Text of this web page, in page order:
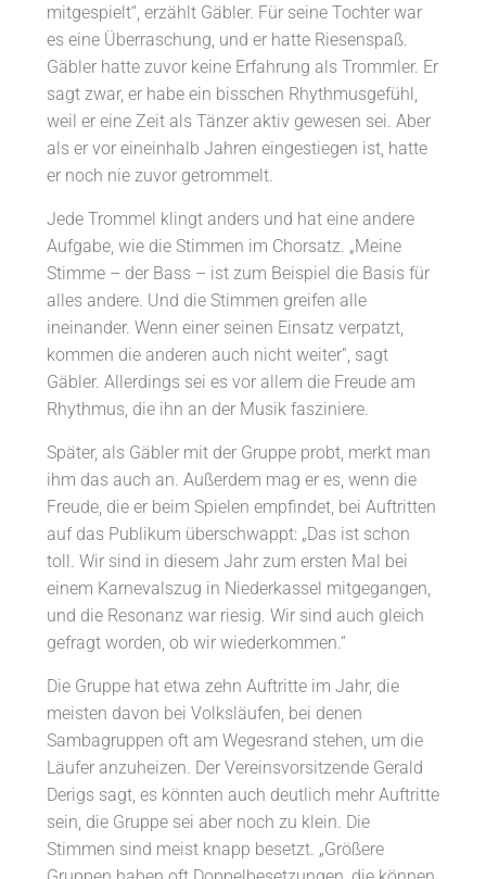
mitgespielt“, erzählt Gäbler. Für seine Tochter war
es eine Überraschung, und er hatte Riesenspaß.
Gäbler hatte zuvor keine Erfahrung als Trommler. Er
sagt zwar, er habe ein bisschen Rhythmusgefühl,
weil er eine Zeit als Tänzer aktiv gewesen sei. Aber
als er vor eineinhalb Jahren eingestiegen ist, hatte
er noch nie zuvor getrommelt.
Jede Trommel klingt anders und hat eine andere
Aufgabe, wie die Stimmen im Chorsatz. „Meine
Stimme – der Bass – ist zum Beispiel die Basis für
alles andere. Und die Stimmen greifen alle
ineinander. Wenn einer seinen Einsatz verpatzt,
kommen die anderen auch nicht weiter“, sagt
Gäbler. Allerdings sei es vor allem die Freude am
Rhythmus, die ihn an der Musik fasziniere.
Später, als Gäbler mit der Gruppe probt, merkt man
ihm das auch an. Außerdem mag er es, wenn die
Freude, die er beim Spielen empfindet, bei Auftritten
auf das Publikum überschwappt: „Das ist schon
toll. Wir sind in diesem Jahr zum ersten Mal bei
einem Karnevalszug in Niederkassel mitgegangen,
und die Resonanz war riesig. Wir sind auch gleich
gefragt worden, ob wir wiederkommen.“
Die Gruppe hat etwa zehn Auftritte im Jahr, die
meisten davon bei Volksläufen, bei denen
Sambagruppen oft am Wegesrand stehen, um die
Läufer anzuheizen. Der Vereinsvorsitzende Gerald
Derigs sagt, es könnten auch deutlich mehr Auftritte
sein, die Gruppe sei aber noch zu klein. Die
Stimmen sind meist knapp besetzt. „Größere